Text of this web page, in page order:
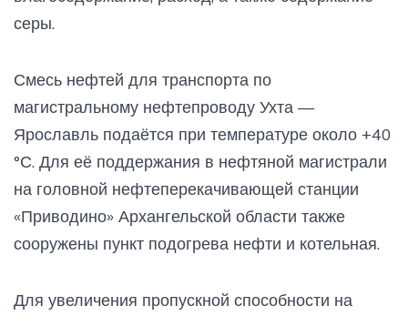
серы.
Смесь нефтей для транспорта по
магистральному нефтепроводу Ухта —
Ярославль подаётся при температуре около +40
°С. Для её поддержания в нефтяной магистрали
на головной нефтеперекачивающей станции
«Приводино» Архангельской области также
сооружены пункт подогрева нефти и котельная.
Для увеличения пропускной способности на